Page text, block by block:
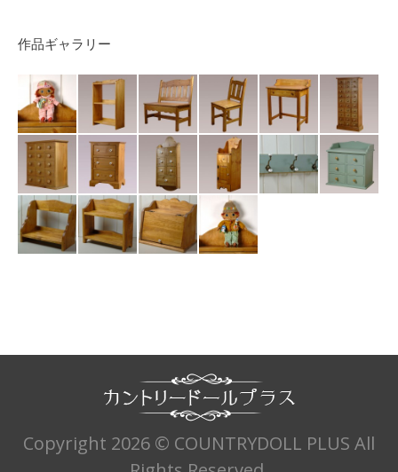
作品ギャラリー
Copyright 2026 © COUNTRYDOLL PLUS All